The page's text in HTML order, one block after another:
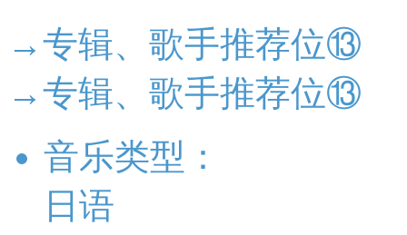
→专辑、歌手推荐位⑬
→专辑、歌手推荐位⑬
音乐类型：
日语